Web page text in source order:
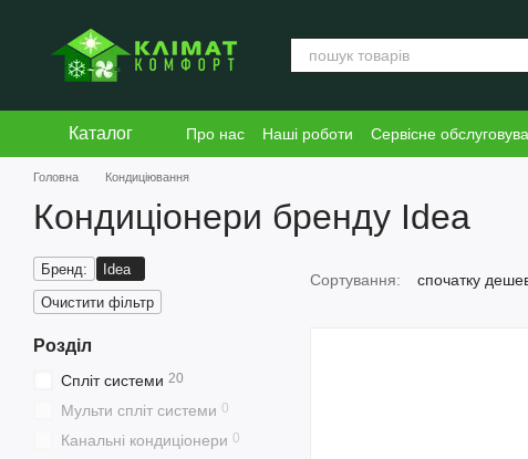
Каталог Про нас Наші роботи Сервісне
Блог
Угода користувача
Головна Кондиціювання
Кондиціонери бренду Idea
Сортування: спочатку
Бренд:
Idea
Очистити фільтр
Розділ
Спліт системи 20
Мульти спліт системи 0
Канальні кондиціонери 0